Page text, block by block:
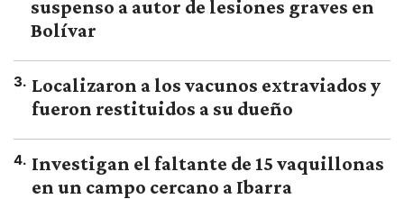
suspenso a autor de lesiones graves en
Bolívar
3. Localizaron a los vacunos extraviados y
fueron restituidos a su dueño
4. Investigan el faltante de 15 vaquillonas
en un campo cercano a Ibarra